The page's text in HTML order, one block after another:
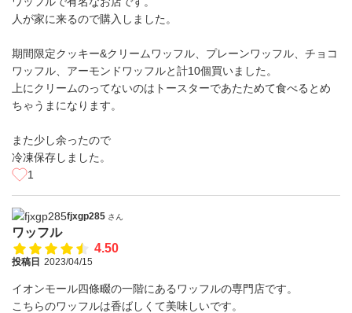
人が家に来るので購入しました。
期間限定クッキー&クリームワッフル、プレーンワッフル、チョコ
ワッフル、アーモンドワッフルと計10個買いました。
上にクリームのってないのはトースターであたためて食べるとめ
ちゃうまになります。
また少し余ったので
冷凍保存しました。
1
fjxgp285 さん
ワッフル
4.50
投稿日 2023/04/15
イオンモール四條畷の一階にあるワッフルの専門店です。
こちらのワッフルは香ばしくて美味しいです。